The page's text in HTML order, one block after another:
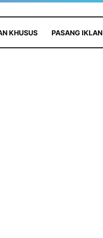
KHUSUS PASANG IKLAN